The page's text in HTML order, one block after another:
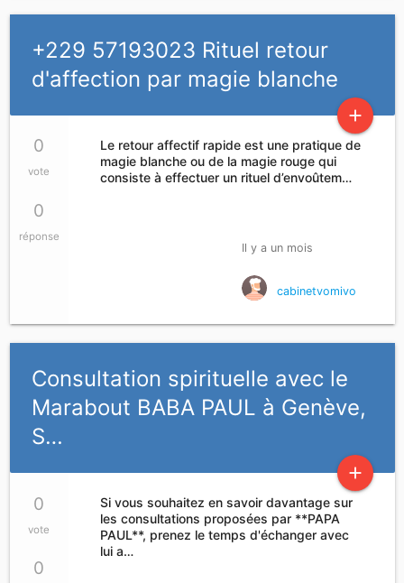
+229 57193023 Rituel retour
d'affection par magie blanche
add
0
vote
0
réponse
Le retour affectif rapide est une pratique de
magie blanche ou de la magie rouge qui
consiste à effectuer un rituel d’envoûtem…
Il y a un mois
cabinetvomivo
Consultation spirituelle avec le
Marabout BABA PAUL à Genève,
S…
add
0
vote
0
Si vous souhaitez en savoir davantage sur
les consultations proposées par **PAPA
PAUL**, prenez le temps d'échanger avec
lui a…